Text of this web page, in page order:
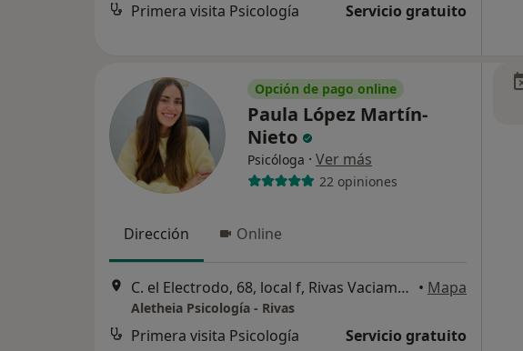
Primera visita Psicología Servicio gratuito
Opción de pago online
Paula López Martín-
Nieto
Psicóloga · Ver más
22 opiniones
Dirección Online
C. el Electrodo, 68, local f, Rivas Vaciamadrid • Mapa
Aletheia Psicología - Rivas
Primera visita Psicología Servicio gratuito